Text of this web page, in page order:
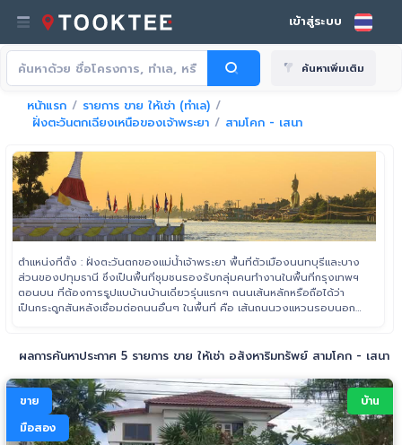
เข้าสู่ระบบ
ค้นหาเพิ่มเติม
หน้าแรก
รายการ ขาย ให้เช่า (ทำเล)
ฝั่งตะวันตกเฉียงเหนือของเจ้าพระยา
สามโคก - เสนา
ตำแหน่งที่ตั้ง : ฝั่งตะวันตกของแม่น้ำเจ้าพระยา พื้นที่ตัวเมืองนนทบุรีและบาง
ส่วนของปทุมธานี ซึ่งเป็นพื้นที่ชุมชนรองรับกลุ่มคนทำงานในพื้นที่กรุงเทพฯ
ตอนบน ที่ต้องการรูปแบบ้านบ้านเดี่ยวรุ่นแรกๆ ถนนเส้นหลักหรือถือได้ว่า
เป็นกระดูกสันหลังเชื่อมต่อถนนอื่นๆ ในพื้นที่ คือ เส้นถนนวงแหวนรอบนอก
ผลการค้นหาประกาศ 5 รายการ ขาย ให้เช่า อสังหาริมทรัพย์ สามโคก - เสนา
ขาย
มือสอง
บ้าน